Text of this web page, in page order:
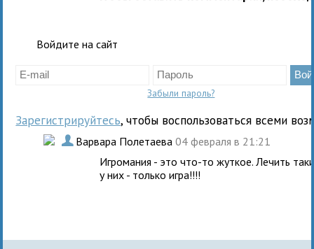
Войдите на сайт
Забыли пароль?
Зарегистрируйтесь, чтобы воспользоваться всеми
. Варвара Полетаева04 февраля в 21:21
Игромания - это что-то жуткое. Лечить
у них - только игра!!!!